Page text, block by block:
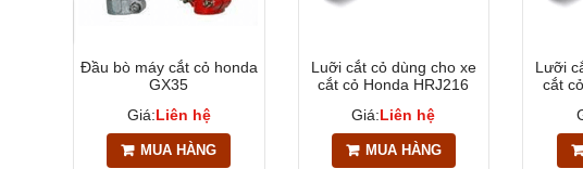
Đầu bò máy cắt cỏ honda
GX35
Giá:Liên hệ
MUA HÀNG
Luỡi cắt cỏ dùng cho xe
cắt cỏ Honda HRJ216
Giá:Liên hệ
MUA HÀNG
Lưỡi
cắt